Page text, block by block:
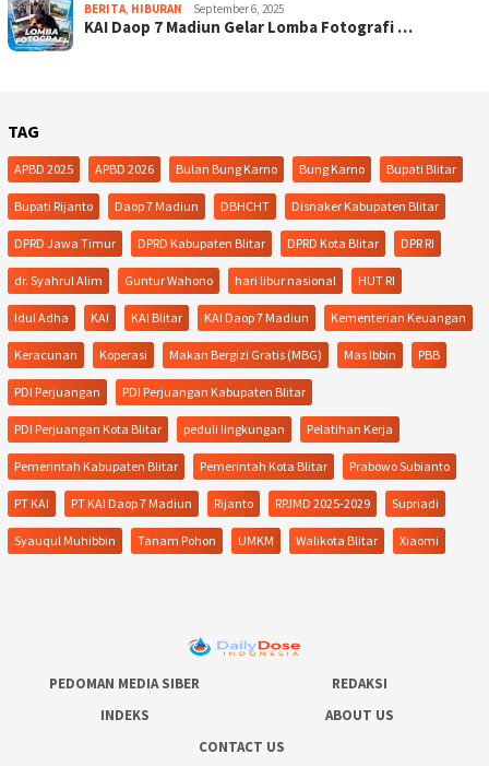
BERITA, HIBURAN September 6, 2025
KAI Daop 7 Madiun Gelar Lomba Fotografi …
TAG
APBD 2025 APBD 2026 Bulan Bung Karno Bung Karno Bupati Blitar
Bupati Rijanto Daop 7 Madiun DBHCHT Disnaker Kabupaten Blitar
DPRD Jawa Timur DPRD Kabupaten Blitar DPRD Kota Blitar DPR RI
dr. Syahrul Alim Guntur Wahono hari libur nasional HUT RI
Idul Adha KAI KAI Blitar KAI Daop 7 Madiun Kementerian Keuangan
Keracunan Koperasi Makan Bergizi Gratis (MBG) Mas Ibbin PBB
PDI Perjuangan PDI Perjuangan Kabupaten Blitar
PDI Perjuangan Kota Blitar peduli lingkungan Pelatihan Kerja
Pemerintah Kabupaten Blitar Pemerintah Kota Blitar Prabowo Subianto
PT KAI PT KAI Daop 7 Madiun Rijanto RPJMD 2025-2029 Supriadi
Syauqul Muhibbin Tanam Pohon UMKM Walikota Blitar Xiaomi
PEDOMAN MEDIA SIBER
REDAKSI
INDEKS
ABOUT US
CONTACT US